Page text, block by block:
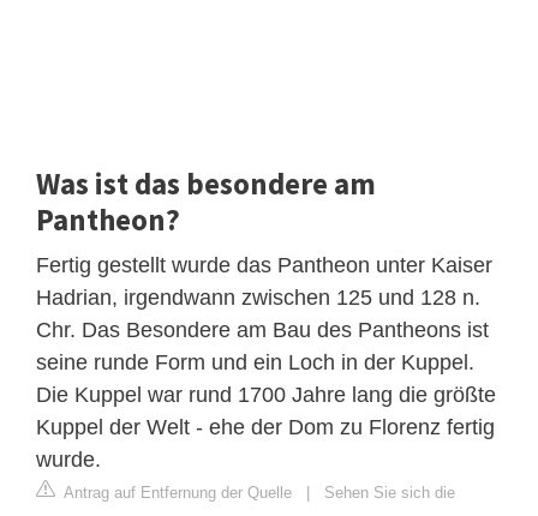
Was ist das besondere am
Pantheon?
Fertig gestellt wurde das Pantheon unter Kaiser
Hadrian, irgendwann zwischen 125 und 128 n.
Chr. Das Besondere am Bau des Pantheons ist
seine runde Form und ein Loch in der Kuppel.
Die Kuppel war rund 1700 Jahre lang die größte
Kuppel der Welt - ehe der Dom zu Florenz fertig
wurde.
Antrag auf Entfernung der Quelle | Sehen Sie sich die